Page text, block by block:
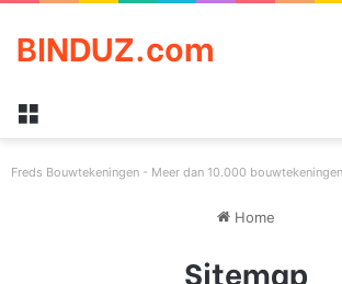
BINDUZ.com
Freds Bouwtekeningen - Meer dan 10.000
Home
Sitemap